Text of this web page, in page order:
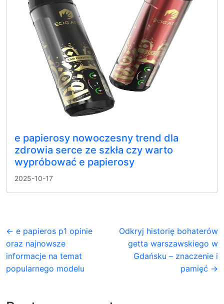
e papierosy nowoczesny trend dla
zdrowia serce ze szkła czy warto
wypróbować e papierosy
2025-10-17
← e papieros p1 opinie
oraz najnowsze
informacje na temat
popularnego modelu
Odkryj historię bohaterów
getta warszawskiego w
Gdańsku – znaczenie i
pamięć →